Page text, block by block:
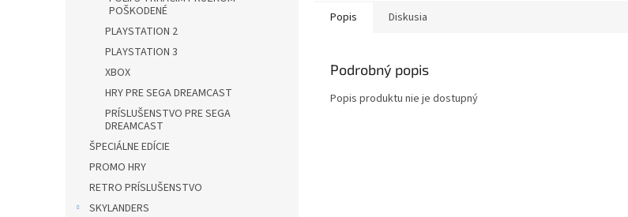
POŠKODENÉ
PLAYSTATION 2
PLAYSTATION 3
XBOX
HRY PRE SEGA DREAMCAST
PRÍSLUŠENSTVO PRE SEGA
DREAMCAST
ŠPECIÁLNE EDÍCIE
PROMO HRY
RETRO PRÍSLUŠENSTVO
SKYLANDERS
Popis Diskusia
Podrobný popis
Popis produktu nie je dostupný